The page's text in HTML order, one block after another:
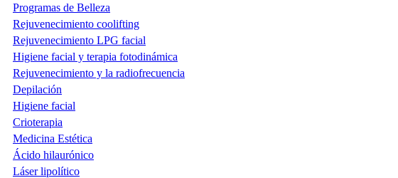
Programas de Belleza
Rejuvenecimiento coolifting
Rejuvenecimiento LPG facial
Higiene facial y terapia fotodinámica
Rejuvenecimiento y la radiofrecuencia
Depilación
Higiene facial
Crioterapia
Medicina Estética
Ácido hilaurónico
Láser lipolítico